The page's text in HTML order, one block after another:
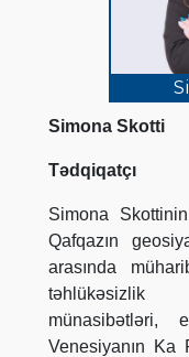
Simona Skotti
Tədqiqatçı
Simona
Qafqazın
arasında
təhlükəsizlik
münasibətləri,
Venesiyanın Ka